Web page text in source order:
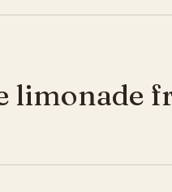
limonade